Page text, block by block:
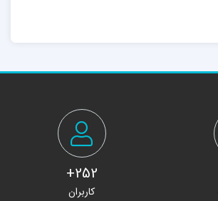
252+
کاربران